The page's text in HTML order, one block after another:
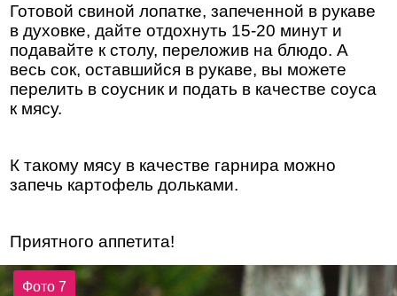
Готовой свиной лопатке, запеченной в рукаве
в духовке, дайте отдохнуть 15-20 минут и
подавайте к столу, переложив на блюдо. А
весь сок, оставшийся в рукаве, вы можете
перелить в соусник и подать в качестве соуса
к мясу.
К такому мясу в качестве гарнира можно
запечь картофель дольками.
Приятного аппетита!
Фото 7